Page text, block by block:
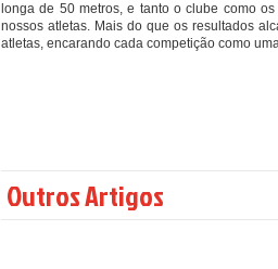
longa de 50 metros, e tanto o clube como
nossos atletas. Mais do que os resultados
atletas, encarando cada competição como
Outros Artigos